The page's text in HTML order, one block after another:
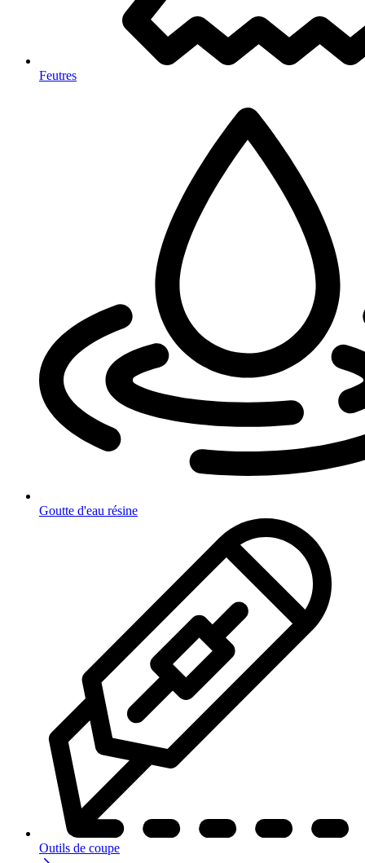
Feutres
Goutte d'eau résine
Outils de coupe